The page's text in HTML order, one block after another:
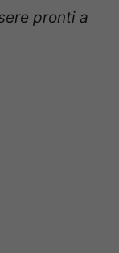
pronti a